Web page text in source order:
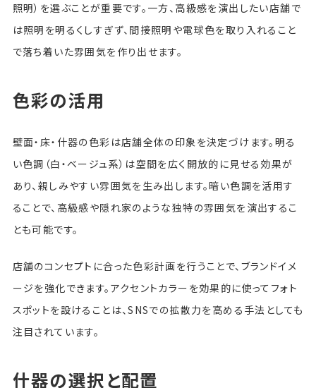
照明）を選ぶことが重要です。一方、高級感を演出したい店舗で
は照明を明るくしすぎず、間接照明や電球色を取り入れること
で落ち着いた雰囲気を作り出せます。
色彩の活用
壁面・床・什器の色彩は店舗全体の印象を決定づけます。明る
い色調（白・ベージュ系）は空間を広く開放的に見せる効果が
あり、親しみやすい雰囲気を生み出します。暗い色調を活用す
ることで、高級感や隠れ家のような独特の雰囲気を演出するこ
とも可能です。
店舗のコンセプトに合った色彩計画を行うことで、ブランドイメ
ージを強化できます。アクセントカラーを効果的に使ってフォト
スポットを設けることは、SNSでの拡散力を高める手法としても
注目されています。
什器の選択と配置